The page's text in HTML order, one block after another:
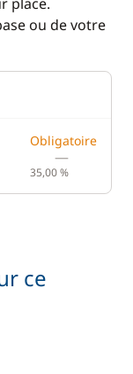
ou de votre
Obligatoire
—
35,00 %
ce